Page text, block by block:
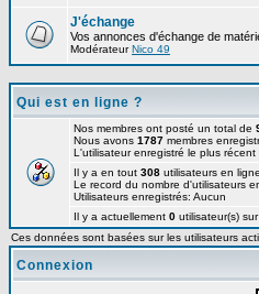
J'échange
Vos annonces d'échange de
ModérateurNico 49
Qui est en ligne ?
Nos membres ont posté un total de
Nous avons 1787 membres
L'utilisateur enregistré le plus récent
Il y a en tout 308 utilisateurs en
Le record du nombre d'utilisateurs
Utilisateurs enregistrés: Aucun
Il y a actuellement 0 utilisateur(s)
Ces données sont basées sur les utilisateurs
Connexion